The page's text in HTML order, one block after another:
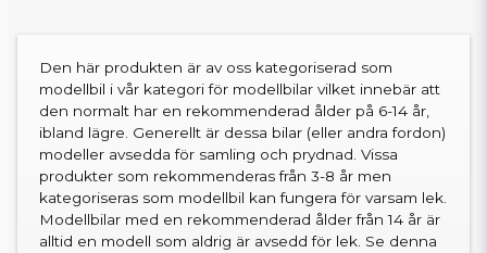
Den här produkten är av oss kategoriserad som
modellbil i vår kategori för modellbilar vilket innebär att
den normalt har en rekommenderad ålder på 6-14 år,
ibland lägre. Generellt är dessa bilar (eller andra fordon)
modeller avsedda för samling och prydnad. Vissa
produkter som rekommenderas från 3-8 år men
kategoriseras som modellbil kan fungera för varsam lek.
Modellbilar med en rekommenderad ålder från 14 år är
alltid en modell som aldrig är avsedd för lek. Se denna